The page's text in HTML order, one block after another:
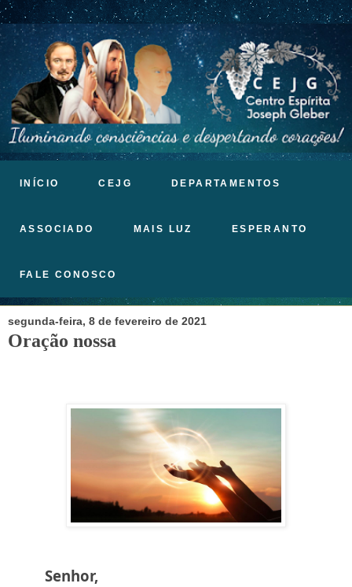
INÍCIO CEJG DEPARTAMENTOS
ASSOCIADO MAIS LUZ ESPERANTO
FALE CONOSCO
segunda-feira, 8 de fevereiro de 2021
Oração nossa
Senhor,